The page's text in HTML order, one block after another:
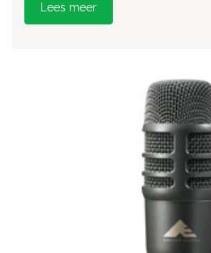
Lees meer